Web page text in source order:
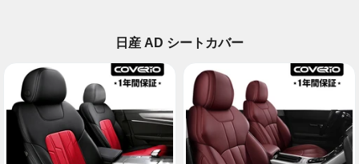
日産 AD シートカバー